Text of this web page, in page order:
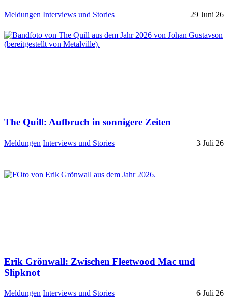
Meldungen Interviews und Stories 29 Juni 26
The Quill: Aufbruch in sonnigere Zeiten
Meldungen Interviews und Stories 3 Juli 26
Erik Grönwall: Zwischen Fleetwood Mac und
Slipknot
Meldungen Interviews und Stories 6 Juli 26